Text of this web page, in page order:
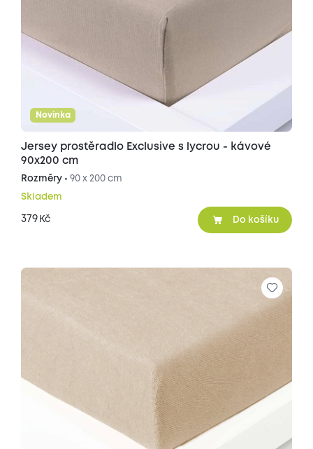
Novinka
Jersey prostěradlo Exclusive s lycrou - kávové
90x200 cm
Rozměry • 90 x 200 cm
Skladem
379 Kč Do košíku